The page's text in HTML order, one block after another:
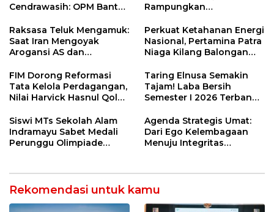
Cendrawasih: OPM Bantai
di Tolikara!
Rampungkan
Lembah Anai dan Malalak
Raksasa Teluk Mengamuk:
Saat Iran Mengoyak
Arogansi AS dan
Perkuat Ketahanan Energi
Nasional, Pertamina Patra
Niaga Kilang Balongan
Jetty Propylene
FIM Dorong Reformasi
Tata Kelola Perdagangan,
Nilai Harvick Hasnul Qolbi
Riil
Taring Elnusa Semakin
Tajam! Laba Bersih
Semester I 2026 Terbang
Jitu
Siswi MTs Sekolah Alam
Indramayu Sabet Medali
Perunggu Olimpiade
Agenda Strategis Umat:
Dari Ego Kelembagaan
Menuju Integritas
Rekomendasi untuk kamu